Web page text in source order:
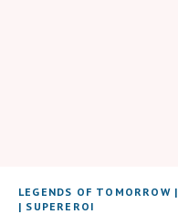
LEGENDS OF TOMORROW|
| SUPEREROI